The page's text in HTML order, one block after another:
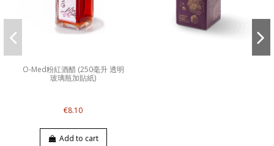
O-Med粉紅酒醋 (250毫升 透明
玻璃瓶加貼紙)
€8.10
Add to cart